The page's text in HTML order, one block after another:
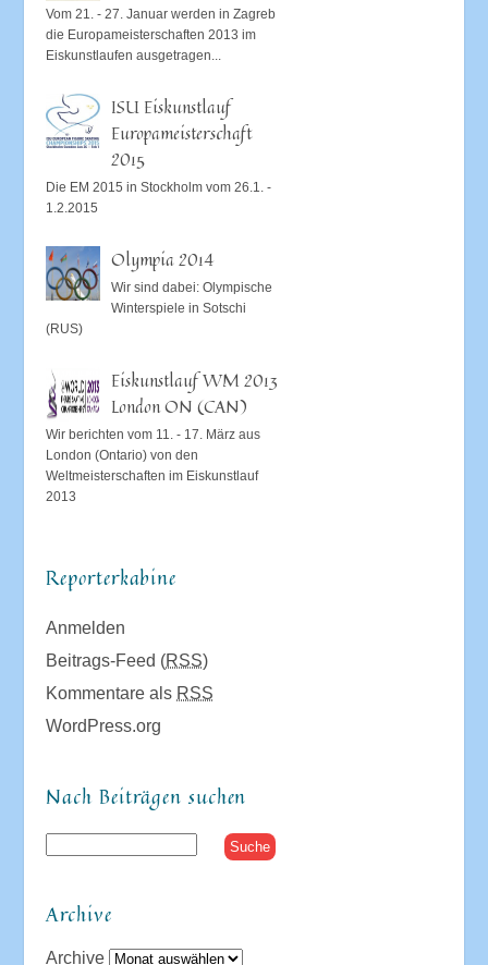
Vom 21. - 27. Januar werden in Zagreb
die Europameisterschaften 2013 im
Eiskunstlaufen ausgetragen...
ISU Eiskunstlauf
Europameisterschaft
2015
Die EM 2015 in Stockholm vom 26.1. -
1.2.2015
Olympia 2014
Wir sind dabei: Olympische
Winterspiele in Sotschi
(RUS)
Eiskunstlauf WM 2013
London ON (CAN)
Wir berichten vom 11. - 17. März aus
London (Ontario) von den
Weltmeisterschaften im Eiskunstlauf
2013
Reporterkabine
Anmelden
Beitrags-Feed (RSS)
Kommentare als RSS
WordPress.org
Nach Beiträgen suchen
Archive
Archive